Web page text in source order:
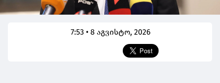
7:53 • 8 აგვისტო, 2026